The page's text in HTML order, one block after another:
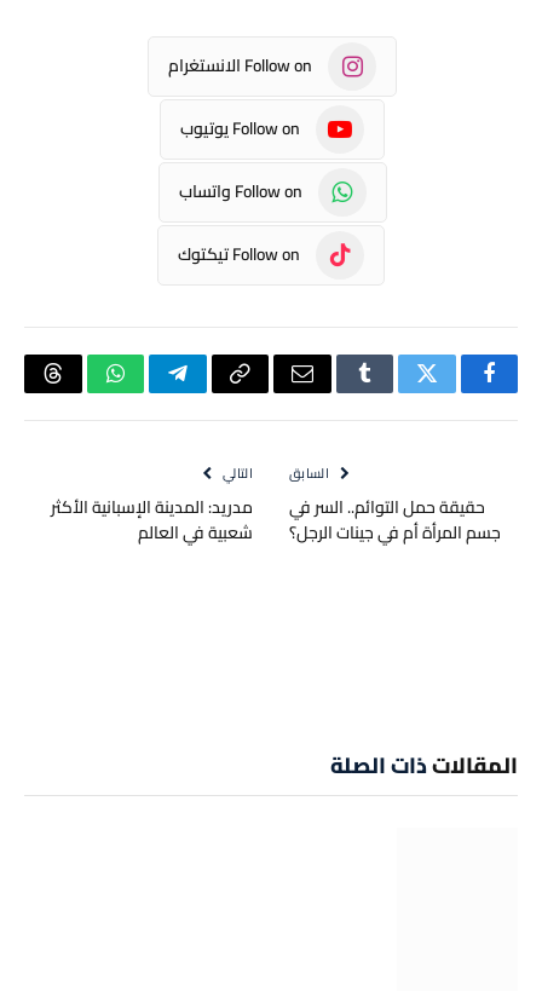
Follow on الانستغرام
Follow on يوتيوب
Follow on واتساب
Follow on تيكتوك
فيسبوكتويتر Tumblrالبريد
Copy
تيلقرامواتساب
السابق
حقيقة حمل التوائم.. السر في
جسم المرأة أم في جينات الرجل؟
التالي
مدريد: المدينة الإسبانية الأكثر
شعبية في العالم
المقالاتذات الصلة